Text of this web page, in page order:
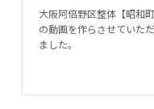
大阪阿倍野区整体【昭和
の動画を作らさせていた
ました。